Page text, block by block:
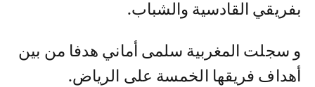
بفريقي القادسية والشباب.
و سجلت المغربية سلمى أماني هدفا من بين
أهداف فريقها الخمسة على الرياض.